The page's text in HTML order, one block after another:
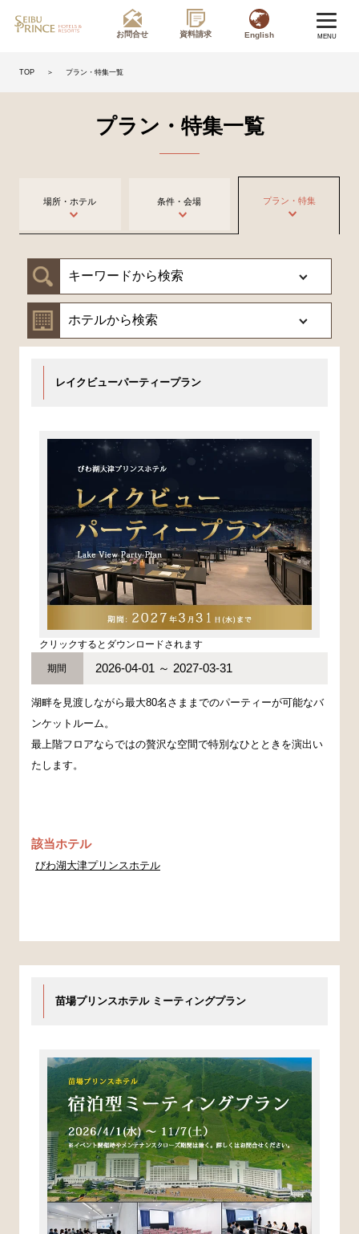
お問合せ 資料請求 English MENU
TOP ＞ プラン・特集一覧
プラン・特集一覧
場所・ホテル 条件・会場 プラン・特集
レイクビューパーティープラン
クリックするとダウンロードされます
期間 2026-04-01 ～ 2027-03-31
湖畔を見渡しながら最大80名さままでのパーティーが可能なバ
ンケットルーム。
最上階フロアならではの贅沢な空間で特別なひとときを演出い
たします。
該当ホテル
びわ湖大津プリンスホテル
苗場プリンスホテル ミーティングプラン